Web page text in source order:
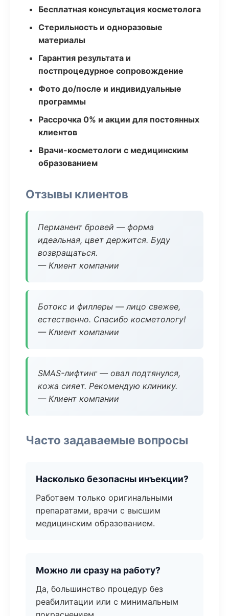
Бесплатная консультация косметолога
Стерильность и одноразовые
материалы
Гарантия результата и
постпроцедурное сопровождение
Фото до/после и индивидуальные
программы
Рассрочка 0% и акции для постоянных
клиентов
Врачи-косметологи с медицинским
образованием
Отзывы клиентов
Перманент бровей — форма
идеальная, цвет держится. Буду
возвращаться.
— Клиент компании
Ботокс и филлеры — лицо свежее,
естественно. Спасибо косметологу!
— Клиент компании
SMAS-лифтинг — овал подтянулся,
кожа сияет. Рекомендую клинику.
— Клиент компании
Часто задаваемые вопросы
Насколько безопасны инъекции?
Работаем только оригинальными
препаратами, врачи с высшим
медицинским образованием.
Можно ли сразу на работу?
Да, большинство процедур без
реабилитации или с минимальным